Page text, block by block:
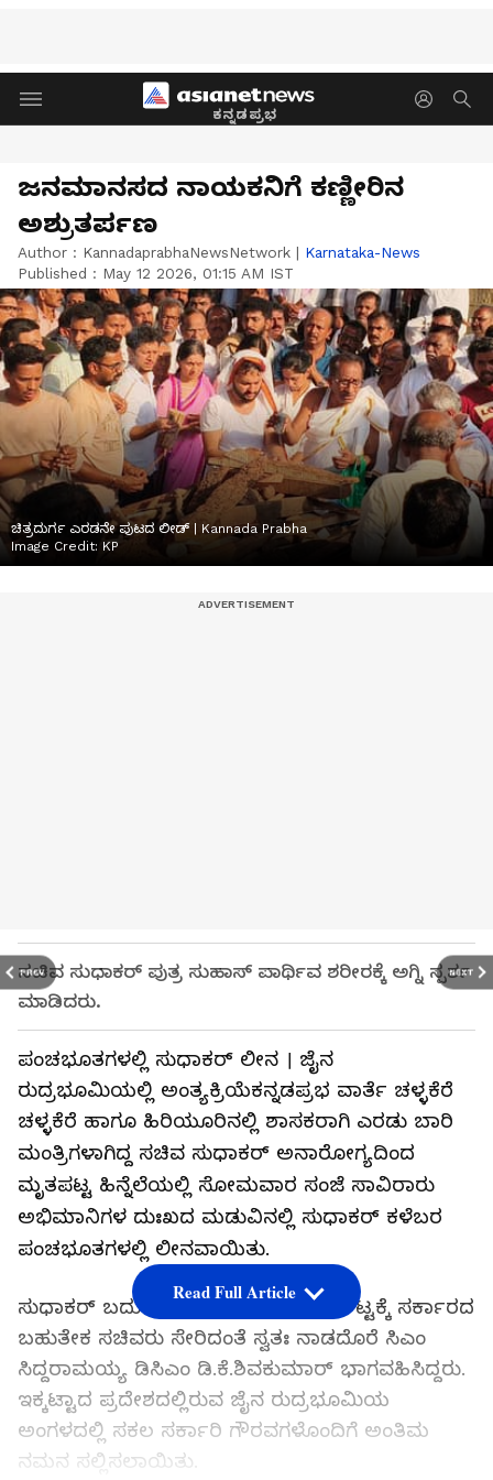
ಕನ್ನಡಪ್ರಭ
PREV NEXT
ಜನಮಾನಸದ ನಾಯಕನಿಗೆ ಕಣ್ಣೀರಿನ
ಅಶ್ರುತರ್ಪಣ
Author : KannadaprabhaNewsNetwork | Karnataka-News
Published : May 12 2026, 01:15 AM IST
ಚಿತ್ರದುರ್ಗ ಎರಡನೇ ಪುಟದ ಲೀಡ್ | Kannada Prabha
Image Credit: KP
ಸಚಿವ ಸುಧಾಕರ್ ಪುತ್ರ ಸುಹಾಸ್ ಪಾರ್ಥಿವ ಶರೀರಕ್ಕೆ ಅಗ್ನಿ ಸ್ಪರ್ಶ
ಮಾಡಿದರು.
ಪಂಚಭೂತಗಳಲ್ಲಿ ಸುಧಾಕರ್ ಲೀನ । ಜೈನ
ರುದ್ರಭೂಮಿಯಲ್ಲಿ ಅಂತ್ಯಕ್ರಿಯೆಕನ್ನಡಪ್ರಭ ವಾರ್ತೆ ಚಳ್ಳಕೆರೆ
ಚಳ್ಳಕೆರೆ ಹಾಗೂ ಹಿರಿಯೂರಿನಲ್ಲಿ ಶಾಸಕರಾಗಿ ಎರಡು ಬಾರಿ
ಮಂತ್ರಿಗಳಾಗಿದ್ದ ಸಚಿವ ಸುಧಾಕರ್ ಅನಾರೋಗ್ಯದಿಂದ
ಮೃತಪಟ್ಟ ಹಿನ್ನೆಲೆಯಲ್ಲಿ ಸೋಮವಾರ ‌ಸಂಜೆ ಸಾವಿರಾರು
ಅಭಿಮಾನಿಗಳ ದುಃಖದ ಮಡುವಿನಲ್ಲಿ ಸುಧಾಕರ್ ಕಳೆಬರ
ಪಂಚಭೂತಗಳಲ್ಲಿ ಲೀನವಾಯಿತು.
ಸುಧಾಕರ್ ಬದುಕಿನ ಅಂತಿಮ ವಿದಾಯದ ಘಟ್ಟಕ್ಕೆ ಸರ್ಕಾರದ
ಬಹುತೇಕ ಸಚಿವರು ಸೇರಿದಂತೆ ಸ್ವತಃ ನಾಡದೊರೆ ಸಿಎಂ
ಸಿದ್ದರಾಮಯ್ಯ ಡಿಸಿಎಂ ಡಿ.ಕೆ.ಶಿವಕುಮಾರ್ ಭಾಗವಹಿಸಿದ್ದರು.
ಇಕ್ಕಟ್ಟಾದ ಪ್ರದೇಶದಲ್ಲಿರುವ ಜೈನ ರುದ್ರಭೂಮಿಯ
ಅಂಗಳದಲ್ಲಿ ಸಕಲ ಸರ್ಕಾರಿ ಗೌರವಗಳೊಂದಿಗೆ ಅಂತಿಮ
ನಮನ ಸಲ್ಲಿಸಲಾಯಿತು.
Read Full Article